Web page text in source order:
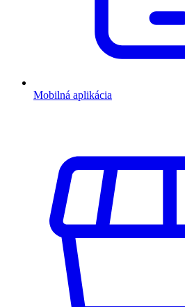
Mobilná aplikácia